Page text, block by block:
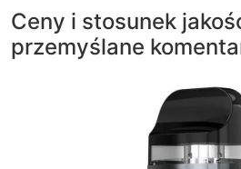
Ceny i stosunek
przemyślane